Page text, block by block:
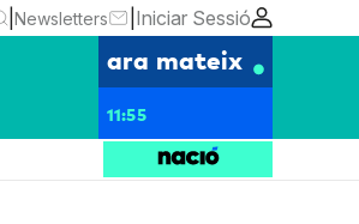
Newsletters Iniciar Sessió
ara mateix
11:55